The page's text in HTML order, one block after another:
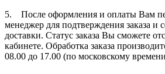
5. После оформления и оплаты Вам
менеджер для подтверждения заказа и
доставки. Статус заказа Вы сможете
кабинете. Обработка заказа
08.00 до 17.00 (по московскому